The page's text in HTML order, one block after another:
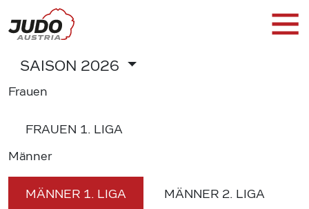
SAISON 2026
Frauen
FRAUEN 1. LIGA
Männer
MÄNNER 1. LIGA MÄNNER 2. LIGA